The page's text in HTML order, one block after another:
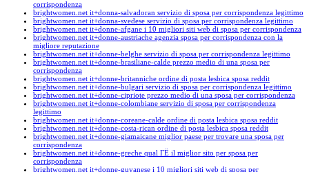
corrispondenza
brightwomen.net it+donna-salvadoran servizio di sposa per corrispondenza legittimo
brightwomen.net it+donna-svedese servizio di sposa per corrispondenza legittimo
brightwomen.net it+donne-afgane i 10 migliori siti web di sposa per corrispondenza
brightwomen.net it+donne-austriache agenzia sposa per corrispondenza con la
migliore reputazione
brightwomen.net it+donne-belghe servizio di sposa per corrispondenza legittimo
brightwomen.net it+donne-brasiliane-calde prezzo medio di una sposa per
corrispondenza
brightwomen.net it+donne-britanniche ordine di posta lesbica sposa reddit
brightwomen.net it+donne-bulgari servizio di sposa per corrispondenza legittimo
brightwomen.net it+donne-cipriote prezzo medio di una sposa per corrispondenza
brightwomen.net it+donne-colombiane servizio di sposa per corrispondenza
legittimo
brightwomen.net it+donne-coreane-calde ordine di posta lesbica sposa reddit
brightwomen.net it+donne-costa-rican ordine di posta lesbica sposa reddit
brightwomen.net it+donne-giamaicane miglior paese per trovare una sposa per
corrispondenza
brightwomen.net it+donne-greche qual ГЁ il miglior sito per sposa per
corrispondenza
brightwomen.net it+donne-guyanese i 10 migliori siti web di sposa per